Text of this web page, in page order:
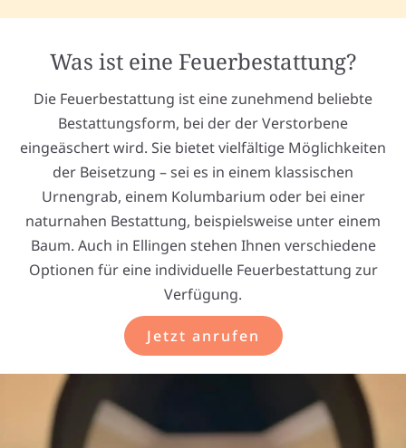
Was ist eine Feuerbestattung?
Die Feuerbestattung ist eine zunehmend beliebte
Bestattungsform, bei der der Verstorbene
eingeäschert wird. Sie bietet vielfältige Möglichkeiten
der Beisetzung – sei es in einem klassischen
Urnengrab, einem Kolumbarium oder bei einer
naturnahen Bestattung, beispielsweise unter einem
Baum. Auch in Ellingen stehen Ihnen verschiedene
Optionen für eine individuelle Feuerbestattung zur
Verfügung.
Jetzt anrufen